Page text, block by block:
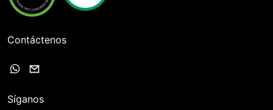
Contáctenos
Síganos